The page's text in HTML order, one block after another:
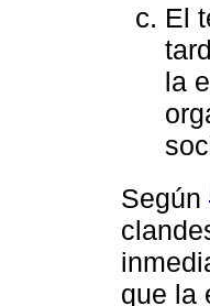
El
la
Según
que la